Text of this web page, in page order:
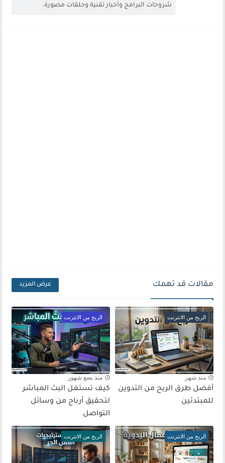
شروحات البرامج وأخبار تقنية وحلقات مصورة.
مقالات قد تهمك عرض المزيد
الربح من الانترنت
منذ شهر
أفضل طرق الربح من التدوين
للمبتدئين
الربح من الانترنت
منذ بضع شهور
كيف تستغل البث المباشر
لتحقيق أرباح من وسائل
التواصل
الربح من الانترنت الربح من الانترنت